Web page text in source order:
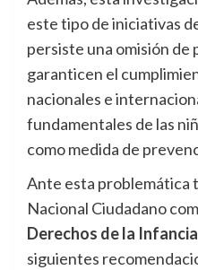
este tipo de iniciativas
persiste una omisión de
garanticen el
nacionales e
fundamentales de las
como medida de
Ante esta problemática
Nacional Ciudadano
Derechos de la
siguientes